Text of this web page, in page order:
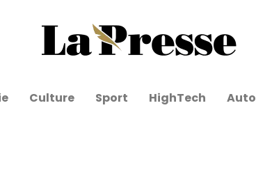
Culture Sport HighTech Auto